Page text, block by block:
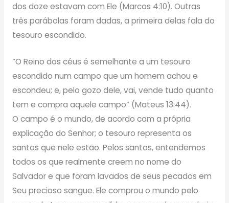
dos doze estavam com Ele (Marcos 4:10). Outras
três parábolas foram dadas, a primeira delas fala do
tesouro escondido.
“O Reino dos céus é semelhante a um tesouro
escondido num campo que um homem achou e
escondeu; e, pelo gozo dele, vai, vende tudo quanto
tem e compra aquele campo” (Mateus 13:44).
O campo é o mundo, de acordo com a própria
explicação do Senhor; o tesouro representa os
santos que nele estão. Pelos santos, entendemos
todos os que realmente creem no nome do
Salvador e que foram lavados de seus pecados em
Seu precioso sangue. Ele comprou o mundo pelo